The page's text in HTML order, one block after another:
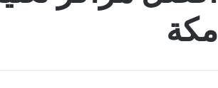
مكة